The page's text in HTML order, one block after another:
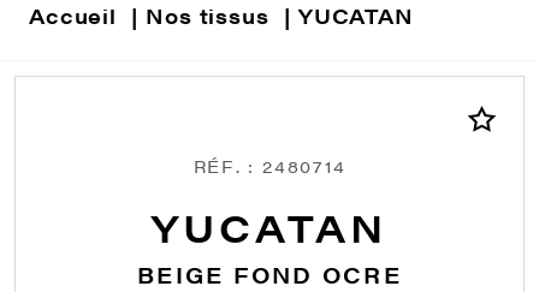
Accueil Nos tissus YUCATAN
RÉF. : 2480714
YUCATAN
BEIGE FOND OCRE